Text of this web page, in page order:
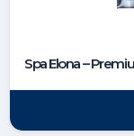
Spa Elona –